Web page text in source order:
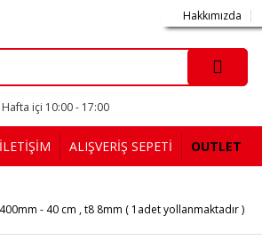
Hakkımızda
Hafta içi 10:00 - 17:00
İLETİŞİM ALIŞVERİŞ SEPETİ OUTLET
400mm - 40 cm , t8 8mm ( 1adet yollanmaktadır )